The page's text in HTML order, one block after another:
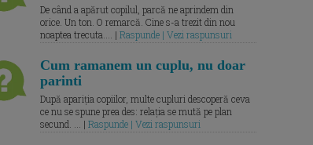
De când a apărut copilul, parcă ne aprindem din
orice. Un ton. O remarcă. Cine s-a trezit din nou
noaptea trecuta.... | Raspunde | Vezi raspunsuri
Cum ramanem un cuplu, nu doar
parinti
După apariția copiilor, multe cupluri descoperă ceva
ce nu se spune prea des: relația se mută pe plan
secund. ... | Raspunde | Vezi raspunsuri